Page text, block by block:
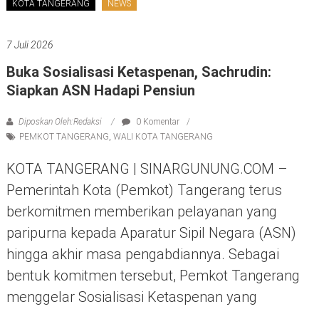
KOTA TANGERANG NEWS
7 Juli 2026
Buka Sosialisasi Ketaspenan, Sachrudin:
Siapkan ASN Hadapi Pensiun
Diposkan Oleh:Redaksi
0 Komentar
PEMKOT TANGERANG, WALI KOTA TANGERANG
KOTA TANGERANG | SINARGUNUNG.COM –
Pemerintah Kota (Pemkot) Tangerang terus
berkomitmen memberikan pelayanan yang
paripurna kepada Aparatur Sipil Negara (ASN)
hingga akhir masa pengabdiannya. Sebagai
bentuk komitmen tersebut, Pemkot Tangerang
menggelar Sosialisasi Ketaspenan yang